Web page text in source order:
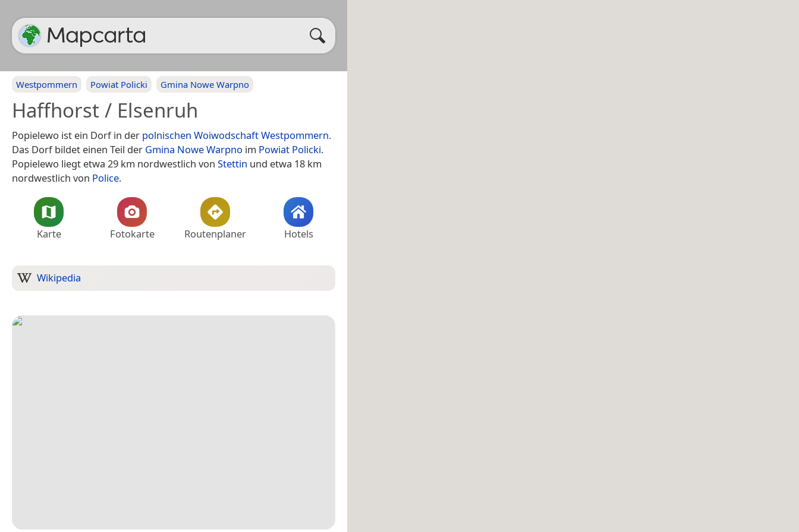
Westpommern Powiat Policki Gmina Nowe Warpno
Haffhorst / Elsenruh
Popielewo ist ein Dorf in der polnischen Woiwodschaft Westpommern.
Das Dorf bildet einen Teil der Gmina Nowe Warpno im Powiat Policki.
Popielewo liegt etwa 29 km nordwestlich von Stettin und etwa 18 km
nordwestlich von Police.
Karte Fotokarte Routenplaner Hotels
Wikipedia